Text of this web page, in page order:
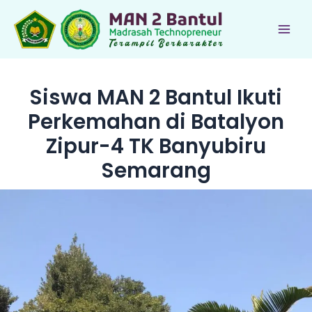
konten
Siswa MAN 2 Bantul Ikuti
Perkemahan di Batalyon
Zipur-4 TK Banyubiru
Semarang